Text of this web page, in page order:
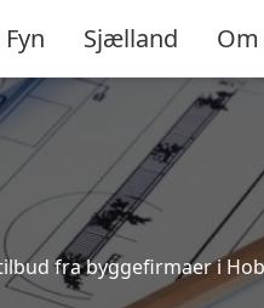
Fyn Sjælland
fra byggefirmaer i